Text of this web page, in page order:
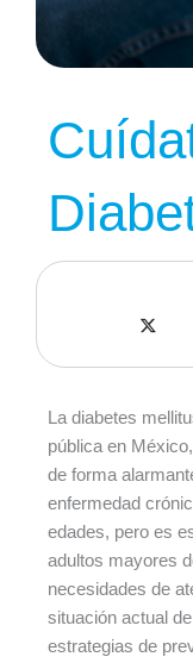
La diabetes
pública en
de forma
enfermedad
edades, pero es
adultos mayores
necesidades de
situación actual
estrategias de